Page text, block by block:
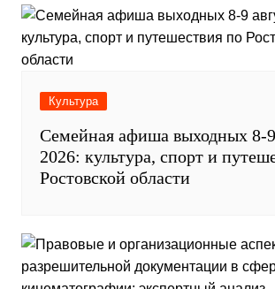
Культура
Семейная афиша выходных 8-9
2026: культура, спорт и
Ростовской области